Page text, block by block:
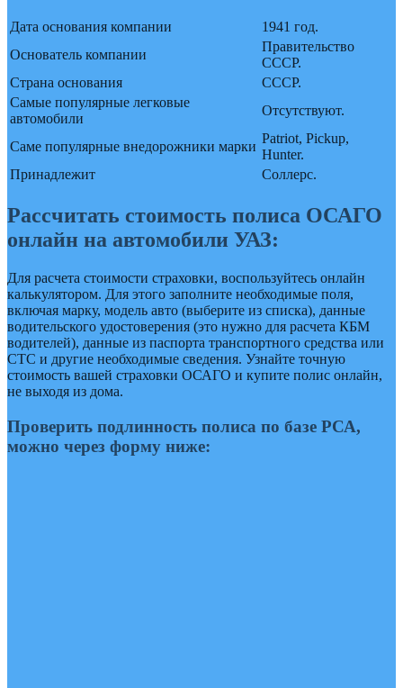
Дата основания компании
1941 год.
Основатель компании
Правительство
СССР.
Страна основания
СССР.
Самые популярные легковые
автомобили
Отсутствуют.
Саме популярные внедорожники марки
Patriot, Pickup,
Hunter.
Принадлежит
Соллерс.
Рассчитать стоимость полиса ОСАГО
онлайн на автомобили УАЗ:
Для расчета стоимости страховки, воспользуйтесь онлайн
калькулятором. Для этого заполните необходимые поля,
включая марку, модель авто (выберите из списка), данные
водительского удостоверения (это нужно для расчета КБМ
водителей), данные из паспорта транспортного средства или
СТС и другие необходимые сведения. Узнайте точную
стоимость вашей страховки ОСАГО и купите полис онлайн,
не выходя из дома.
Проверить подлинность полиса по базе РСА,
можно через форму ниже: